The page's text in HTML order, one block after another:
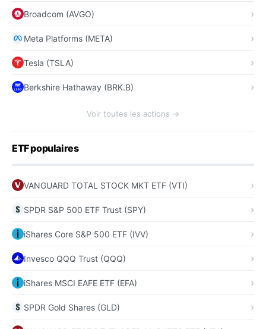
Broadcom (AVGO)
Meta Platforms (META)
Tesla (TSLA)
Berkshire Hathaway (BRK.B)
Voir toutes les actions →
ETF populaires
VANGUARD TOTAL STOCK MKT ETF (VTI)
SPDR S&P 500 ETF Trust (SPY)
iShares Core S&P 500 ETF (IVV)
Invesco QQQ Trust (QQQ)
iShares MSCI EAFE ETF (EFA)
SPDR Gold Shares (GLD)